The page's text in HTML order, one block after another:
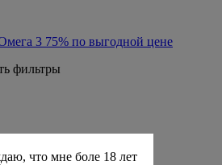
3 75% по выгодной цене
фильтры
что мне боле 18 лет